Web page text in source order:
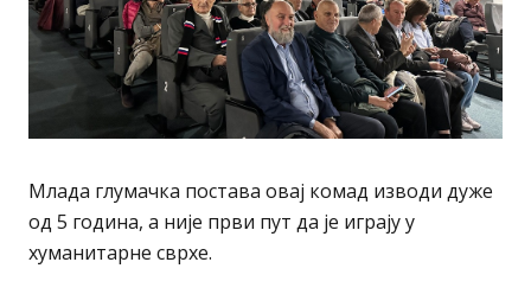
Млада глумачка постава овај комад изводи дуже
од 5 година, а није први пут да је играју у
хуманитарне сврхе.